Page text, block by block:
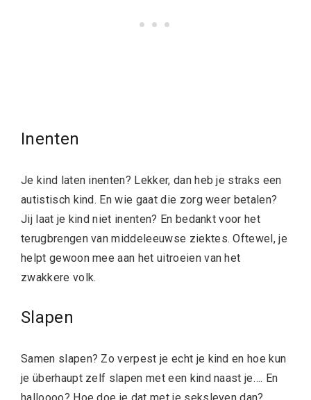
Inenten
Je kind laten inenten? Lekker, dan heb je straks een
autistisch kind. En wie gaat die zorg weer betalen?
Jij laat je kind niet inenten? En bedankt voor het
terugbrengen van middeleeuwse ziektes. Oftewel, je
helpt gewoon mee aan het uitroeien van het
zwakkere volk.
Slapen
Samen slapen? Zo verpest je echt je kind en hoe kun
je überhaupt zelf slapen met een kind naast je…. En
halloooo? Hoe doe je dat met je seksleven dan?